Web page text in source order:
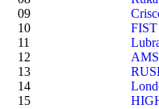
09
10
11
12
13
14
15